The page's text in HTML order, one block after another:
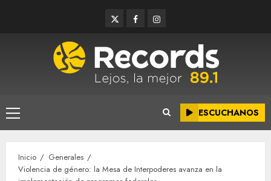
TwitterFacebookInstagram
Menú
principal
ESCUCHANOS
Inicio
Generales
Violencia de género: la Mesa de Interpoderes avanza en la